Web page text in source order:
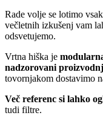
Rade volje se lotimo
večletnih izkušenj vam
odsvetujemo.
Vrtna hiška je
nadzorovani
tovornjakom dostavimo
Več referenc si lahko
tudi filtre.